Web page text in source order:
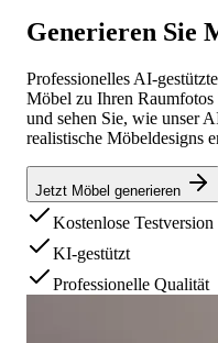
Generieren Sie
Professionelles AI-
Möbel zu Ihren
und sehen Sie, wie unser
realistische Möbeldesigns
Jetzt Möbel generieren
Kostenlose Testversion
KI-gestützt
Professionelle Qualität